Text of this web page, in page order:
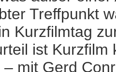
Treffpunkt
Kurzfilmtag
ist
mit Gerd